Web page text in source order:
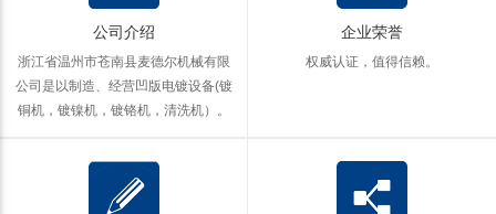
公司介绍
浙江省温州市苍南县麦德尔机械有限
公司是以制造、经营凹版电镀设备(镀
铜机，镀镍机，镀铬机，清洗机）。
企业荣誉
权威认证，值得信赖。